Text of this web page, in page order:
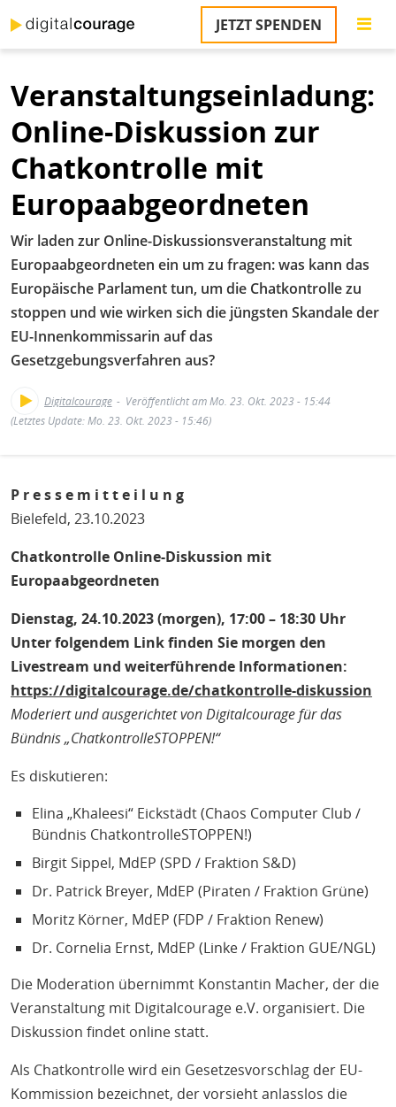
zum
Inhalt
JETZT SPENDEN
Veranstaltungseinladung:
Online-Diskussion zur
Chatkontrolle mit
Europaabgeordneten
Wir laden zur Online-Diskussionsveranstaltung mit
Europaabgeordneten ein um zu fragen: was kann das
Europäische Parlament tun, um die Chatkontrolle zu
stoppen und wie wirken sich die jüngsten Skandale der
EU-Innenkommissarin auf das
Gesetzgebungsverfahren aus?
Digitalcourage
Veröffentlicht am Mo. 23. Okt. 2023 - 15:44
(Letztes Update: Mo. 23. Okt. 2023 - 15:46)
P r e s s e m i t t e i l u n g
Bielefeld, 23.10.2023
Chatkontrolle Online-Diskussion mit
Europaabgeordneten
Dienstag, 24.10.2023 (morgen), 17:00 – 18:30 Uhr
Unter folgendem Link finden Sie morgen den
Livestream und weiterführende Informationen:
https://digitalcourage.de/chatkontrolle-diskussion
Moderiert und ausgerichtet von Digitalcourage für das
Bündnis „ChatkontrolleSTOPPEN!“
Es diskutieren:
Elina „Khaleesi“ Eickstädt (Chaos Computer Club /
Bündnis ChatkontrolleSTOPPEN!)
Birgit Sippel, MdEP (SPD / Fraktion S&D)
Dr. Patrick Breyer, MdEP (Piraten / Fraktion Grüne)
Moritz Körner, MdEP (FDP / Fraktion Renew)
Dr. Cornelia Ernst, MdEP (Linke / Fraktion GUE/NGL)
Die Moderation übernimmt Konstantin Macher, der die
Veranstaltung mit Digitalcourage e.V. organisiert. Die
Diskussion findet online statt.
Als Chatkontrolle wird ein Gesetzesvorschlag der EU-
Kommission bezeichnet, der vorsieht anlasslos die